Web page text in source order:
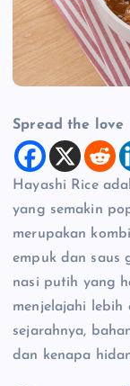
Spread the love
Hayashi Rice
yang semakin
merupakan
empuk dan saus
nasi putih yang
menjelajahi lebih
sejarahnya,
dan kenapa